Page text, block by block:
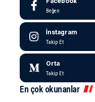
Beğen
İnstagram
Takip Et
Orta
Takip Et
En çok okunanlar